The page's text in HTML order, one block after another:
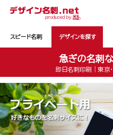
スピード名刺 デザインを探す
急ぎの名刺
即日名刺印刷｜東京